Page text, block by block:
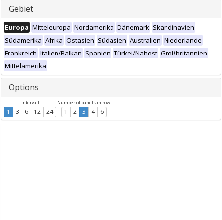
Gebiet
Europa Mitteleuropa Nordamerika Dänemark Skandinavien
Südamerika Afrika Ostasien Südasien Australien Niederlande
Frankreich Italien/Balkan Spanien Türkei/Nahost Großbritannien
Mittelamerika
Options
Intervall
1 3 6 12 24
Number of panels in row
1 2 3 4 6